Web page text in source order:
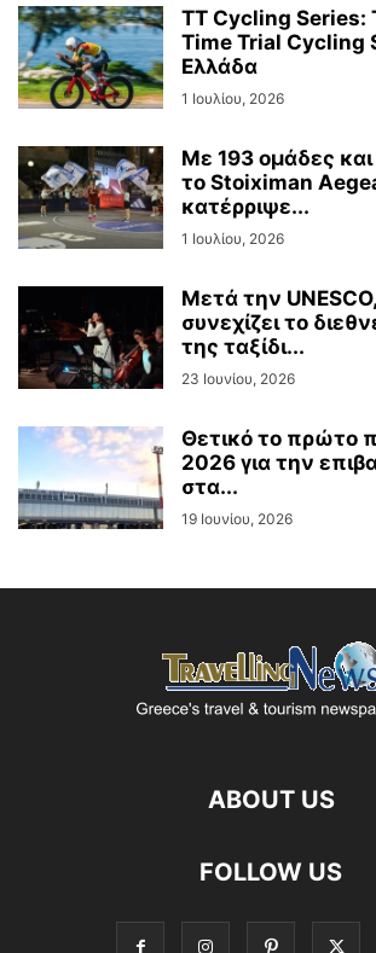
TT Cycling Series:
Time Trial Cycling
Ελλάδα
1 Ιουλίου, 2026
Με 193 ομάδες
το Stoiximan
κατέρριψε...
1 Ιουλίου, 2026
Μετά την
συνεχίζει το
της ταξίδι...
23 Ιουνίου, 2026
Θετικό το πρώτο
2026 για την
στα...
19 Ιουνίου, 2026
ABOUT US
FOLLOW US